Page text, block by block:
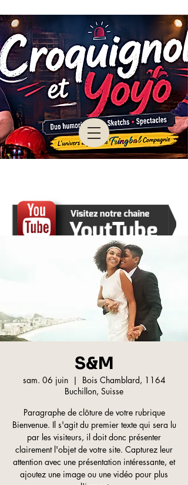
S&M
sam. 06 juin
  |
Bois Chamblard, 1164
Buchillon, Suisse
Paragraphe de clôture de votre rubrique
Bienvenue. Il s'agit du premier texte qui sera lu
par les visiteurs, il doit donc présenter
clairement l'objet de votre site. Capturez leur
attention avec une présentation intéressante, et
ajoutez une image ou une vidéo pour plus